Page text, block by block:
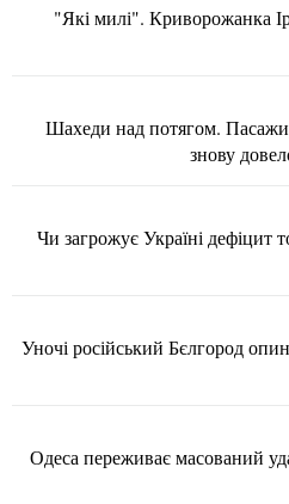
"Які милі". Криворожанка
Шахеди над потягом.
знову
Чи загрожує Україні дефіцит
Уночі російський Бєлгород
Одеса переживає масований